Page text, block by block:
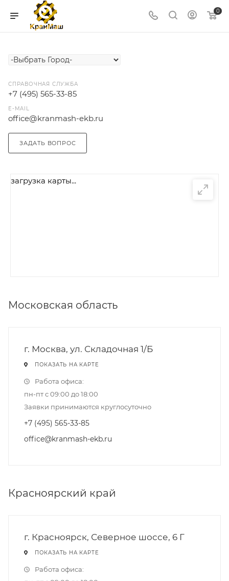
0
СПРАВОЧНАЯ СЛУЖБА
+7 (495) 565-33-85
E-MAIL
office@kranmash-ekb.ru
ЗАДАТЬ ВОПРОС
загрузка карты...
Московская область
г. Москва, ул. Складочная 1/Б
ПОКАЗАТЬ НА КАРТЕ
Работа офиса:
пн-пт с 09:00 до 18:00
Заявки принимаются круглосуточно
+7 (495) 565-33-85
office@kranmash-ekb.ru
Красноярский край
г. Красноярск, Северное шоссе, 6 Г
ПОКАЗАТЬ НА КАРТЕ
Работа офиса: